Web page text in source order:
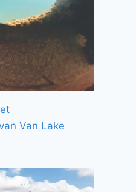
Van Lake